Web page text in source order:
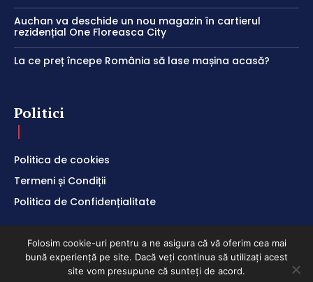
Auchan va deschide un nou magazin în cartierul
rezidențial One Floreasca City
La ce preț începe România să lase mașina acasă?
Politici
Politica de cookies
Termeni și Condiții
Politica de Confidențialitate
ClubEconomic @2026
Folosim cookie-uri pentru a ne asigura că vă oferim cea mai
bună experiență pe site. Dacă veți continua să utilizați acest
site vom presupune că sunteți de acord.